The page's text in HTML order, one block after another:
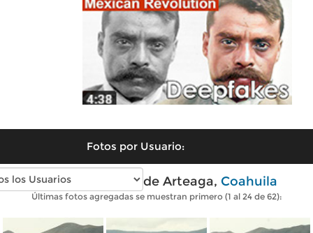
Fotos por Usuario:
Fotos modernas de Arteaga, Coahuila
Últimas fotos agregadas se muestran primero (1 al 24 de 62):